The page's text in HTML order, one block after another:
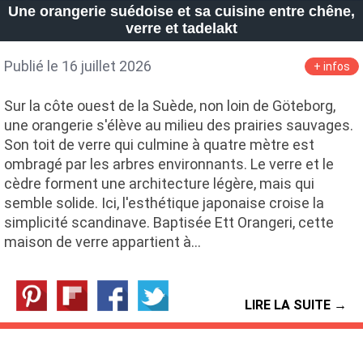
Une orangerie suédoise et sa cuisine entre chêne,
verre et tadelakt
Publié le 16 juillet 2026 + infos
Sur la côte ouest de la Suède, non loin de Göteborg,
une orangerie s'élève au milieu des prairies sauvages.
Son toit de verre qui culmine à quatre mètre est
ombragé par les arbres environnants. Le verre et le
cèdre forment une architecture légère, mais qui
semble solide. Ici, l'esthétique japonaise croise la
simplicité scandinave. Baptisée Ett Orangeri, cette
maison de verre appartient à…
LIRE LA SUITE →